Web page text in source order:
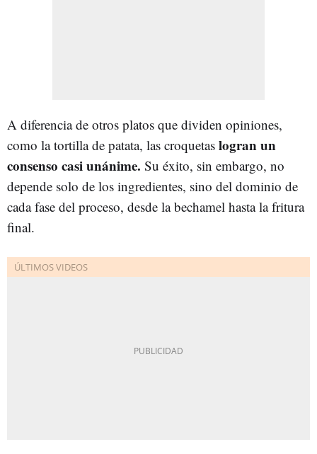
A diferencia de otros platos que dividen opiniones,
como la tortilla de patata, las croquetas logran un
consenso casi unánime. Su éxito, sin embargo, no
depende solo de los ingredientes, sino del dominio de
cada fase del proceso, desde la bechamel hasta la fritura
final.